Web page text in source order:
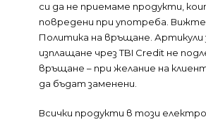
си да не приемаме продукти,
повредени при употреба.
Политика на връщане. Артикули
изплащане чрез TBI Credit не
връщане – при желание на
да бъдат заменени.
Всички продукти в този